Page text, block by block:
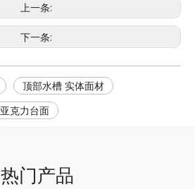
上一条:
下一条:
顶部水槽 实体面材
亚克力台面
热门产品